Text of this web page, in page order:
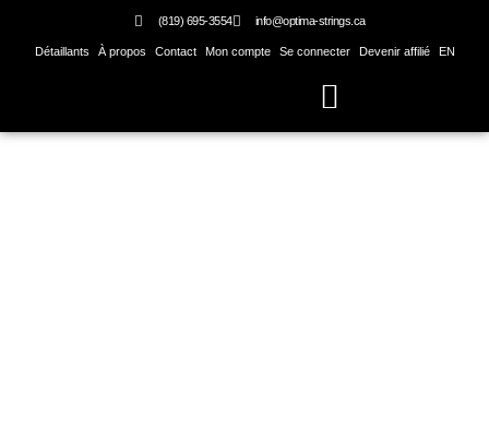
content
(819) 695-3554 info@optima-strings.ca
Détaillants À propos Contact Mon compte Se connecter Devenir affilié EN